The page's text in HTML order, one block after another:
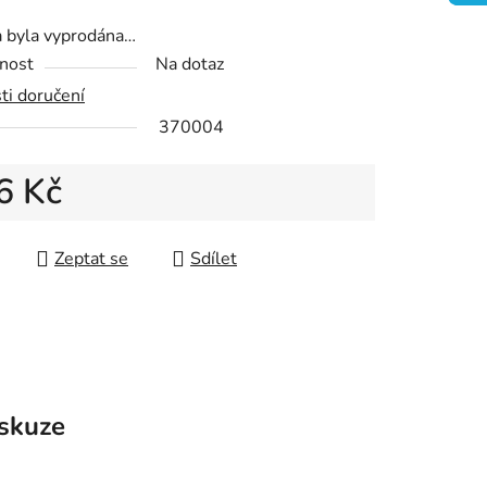
byla vyprodána…
Na dotaz
doručení
370004
Kč
Zeptat se Sdílet